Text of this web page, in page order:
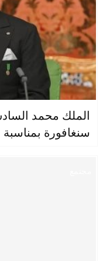
الملك محمد
سنغافورة بمناسبة